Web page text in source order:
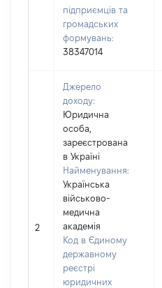
підприємців та
громадських
формувань:
38347014
2
Джерело
доходу:
Юридична
особа,
зареєстрована
в Україні
Найменування:
Українська
військово-
медична
академія
Код в Єдиному
державному
реєстрі
юридичних